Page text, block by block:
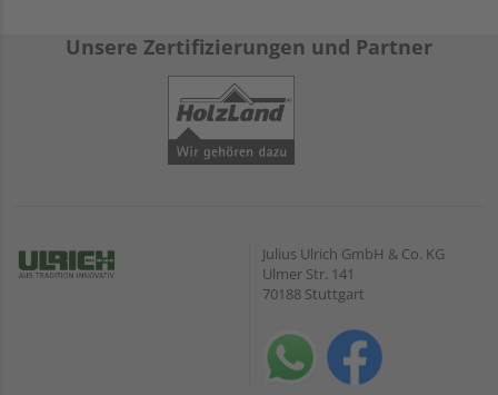
Unsere Zertifizierungen und Partner
Julius Ulrich GmbH & Co. KG
Ulmer Str. 141
70188 Stuttgart